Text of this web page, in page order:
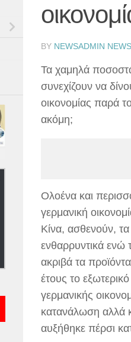
BY NEWSADMIN
Τα χαμηλά
συνεχίζουν να
οικονομίας παρά
ακόμη;
Ολοένα και
γερμανική
Κίνα, ασθενούν,
ενθαρρυντικά ενώ
ακριβά τα
έτους το
γερμανικής
κατανάλωση αλλά
αυξήθηκε πέρσι